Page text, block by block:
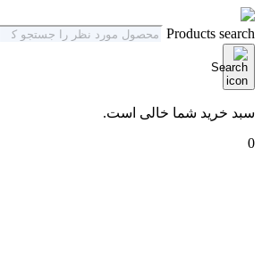
Products search
سبد خرید شما خالی است.
0